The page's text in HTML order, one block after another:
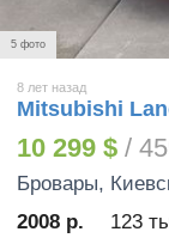
5 фото
8 лет назад
Mitsubishi
10 299 $ /
Бровары,
2008 р.
123